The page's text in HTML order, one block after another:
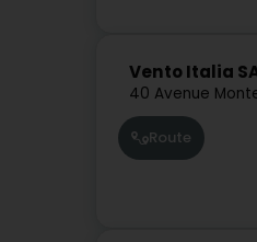
Vento Italia
40 Avenue
Route